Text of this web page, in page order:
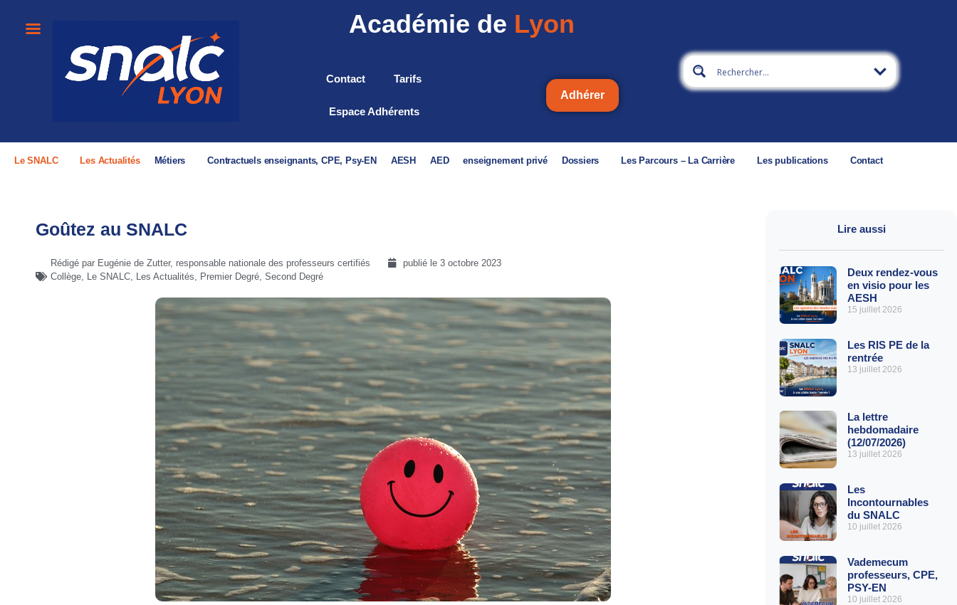
Académie de Lyon
Contact Tarifs
Espace Adhérents
Adhérer
Le SNALC Les Actualités Métiers Contractuels enseignants, CPE, Psy-EN AESH AED enseignement privé Dossiers Les Parcours – La Carrière Les publications Contact
Goûtez au SNALC
Rédigé par Eugénie de Zutter, responsable nationale des professeurs certifiés publié le 3 octobre 2023
Collège, Le SNALC, Les Actualités, Premier Degré, Second Degré
Lire aussi
Deux rendez-vous
en visio pour les
AESH
15 juillet 2026
Les RIS PE de la
rentrée
13 juillet 2026
La lettre
hebdomadaire
(12/07/2026)
13 juillet 2026
Les
Incontournables
du SNALC
10 juillet 2026
Vademecum
professeurs, CPE,
PSY-EN
10 juillet 2026